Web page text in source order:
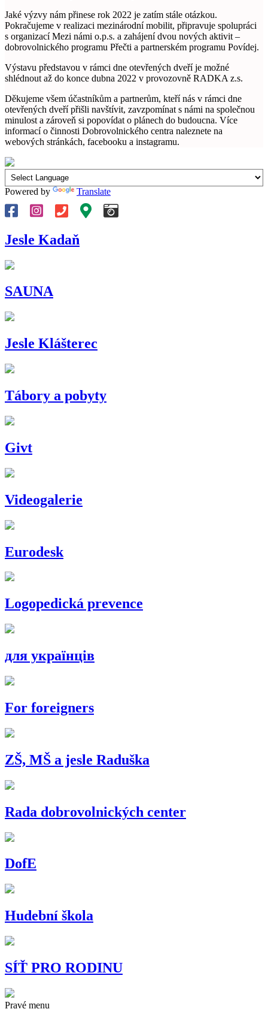
Jaké výzvy nám přinese rok 2022 je zatím stále otázkou.
Pokračujeme v realizaci mezinárodní mobilit, připravuje spolupráci
s organizací Mezi námi o.p.s. a zahájení dvou nových aktivit –
dobrovolnického programu Přečti a partnerském programu Povídej.
Výstavu představou v rámci dne otevřených dveří je možné
shlédnout až do konce dubna 2022 v provozovně RADKA z.s.
Děkujeme všem účastníkům a partnerům, kteří nás v rámci dne
otevřených dveří přišli navštívit, zavzpomínat s námi na společnou
minulost a zároveň si popovídat o plánech do budoucna. Více
informací o činnosti Dobrovolnického centra naleznete na
webových stránkách, facebooku a instagramu.
Powered by Translate
Jesle Kadaň
SAUNA
Jesle Klášterec
Tábory a pobyty
Givt
Videogalerie
Eurodesk
Logopedická prevence
для українців
For foreigners
ZŠ, MŠ a jesle Raduška
Rada dobrovolnických center
DofE
Hudební škola
SÍŤ PRO RODINU
Pravé menu